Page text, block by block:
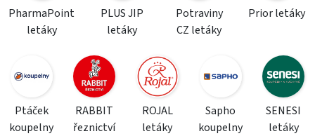
PharmaPoint
letáky
PLUS JIP
letáky
Potraviny
CZ letáky
Prior letáky
Ptáček
koupelny
RABBIT
řeznictví
ROJAL
letáky
Sapho
koupelny
SENESI
letáky